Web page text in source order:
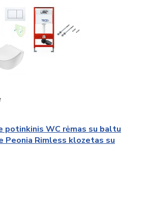
potinkinis WC rėmas su baltu
Peonia Rimless klozetas su